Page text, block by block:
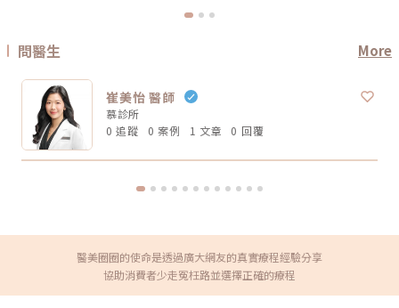
定。電波多半是熱感、刺熱感；音波則常見深層痠脹感或一點一點的刺激
不能單純說哪一個一定比較痛。Q2：電波音波做完會有修復期嗎？多數電
波音波屬於非侵入式療程，通常不需要像手術一樣長時間修復。不過部分人
個人體質與療程設定而定。Q3：年輕人適合做電波音波嗎？如果只是想預
防初老、改善膚質鬆弛，可以先從電波或其他較溫和的保養型療程評估。若
已經有明顯輪廓下垂，也可以和醫師討論音波。但年齡不是唯一標準，皮膚
厚度、脂肪量、鬆弛程度更重要。Q4：電波音波可以取代拉皮手術嗎？不
能完全取代。電波音波適合輕度到中度鬆弛，屬於非侵入式抗老療程。如果
是非常明顯的皮膚鬆垂或組織下滑，仍可能需要評估手術或其他治療方式。
Q5：電波音波多久做一次？每個人的老化程度、儀器種類、能量設定和維
果規劃，不建議自己照網路頻率硬套。搞懂電波跟音波的差別，才能選對適
合自己的療程電波跟音波都是常見的非侵入式抗老療程，但它們不是誰取代
操作、療程規劃是否真的符合自身臉部條件。選對療程，不是追求最貴、最
先對！★溫馨提醒★小編要提醒大家，醫療並非單純的商業交易，所有的療
程都伴隨著風險。因此，作為消費者應該謹慎選擇合適的醫療方案，以確保
線條、核心、柔軟度，還是想增加肌力？療程也是同樣邏輯。選擇醫美療
做完會立刻小臉嗎？很多人期待電波做完臉馬上小一圈，但這個期待需要調
整。電波拉提不是抽脂，也不是溶脂，更不是削骨。它主要是透過射頻熱能
得臉比較緊、線條比較順，但真正的膠原變化通常需要時間。Thermage 官
方也提到效果可立即出現，並隨時間改善。所以比較合理的期待是：不是
「瞬間換臉」而是「慢慢變緊、變順、變精緻」做電波前需要注意什麼？無
論選無雙電波或鳳凰電波，療程前都建議注意以下幾點： 近期是否懷孕或
哺乳 是否有心律調節器或植入式電子裝置 施作區域是否有金屬植入物 是否
有嚴重皮膚發炎、傷口或感染 近期是否做過其他醫美療程 是否有蟹足腫或
特殊體質 是否正在服用影響皮膚修復的藥物這些資訊都應在諮詢時主動告
知醫療院所，即便是非侵入式療程，也不是每個人都適合做。做完電波後怎
護： 加強保濕 避免過度去角質 做好防曬 短期內避免高溫環境，例如三溫
個效果比較好？沒有絕對誰比較好。無雙電波偏向膚質、細緻與自然緊緻；
鳳凰電波偏向輪廓拉提與深層緊實。選擇重點應該是你的需求，而不是單看
療程名氣。Q2：無雙電波可以取代鳳凰電波嗎？不一定。兩者能量設計與
療程定位不同，並非互相取代關係。若主要需求是膚質與輕度緊緻，無雙電
問醫生 More
崔美怡 醫師
慕診所
0 追蹤
0 案例 1 文章 0 回覆
醫美圈圈的使命是透過廣大網友的真實療程經驗分享
協助消費者少走冤枉路並選擇正確的療程